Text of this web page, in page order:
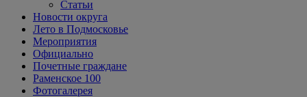
Статьи
Новости округа
Лето в Подмосковье
Мероприятия
Официально
Почетные граждане
Раменское 100
Фотогалерея